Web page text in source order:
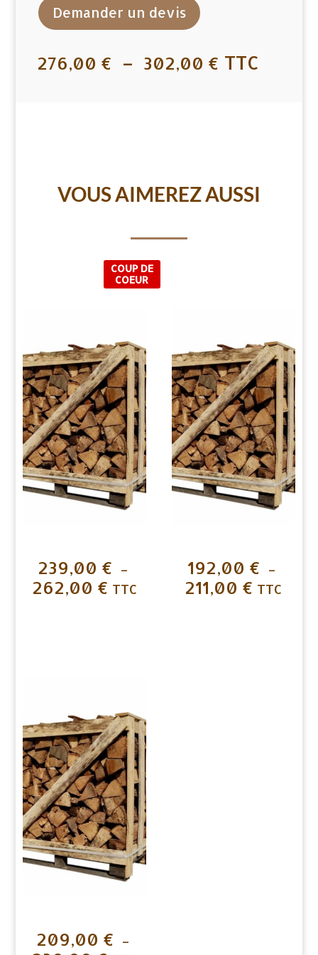
DE
PALETTE
Demander un devis
276,00 € – 302,00 € Plage
TTC
VOUS AIMEREZ AUSSI
COUP DE
COEUR
239,00 € –
262,00 € Plage
TTC
192,00 € –
211,00 € Plage
TTC
209,00 € –